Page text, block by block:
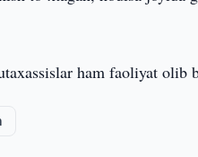
ham faoliyat olib